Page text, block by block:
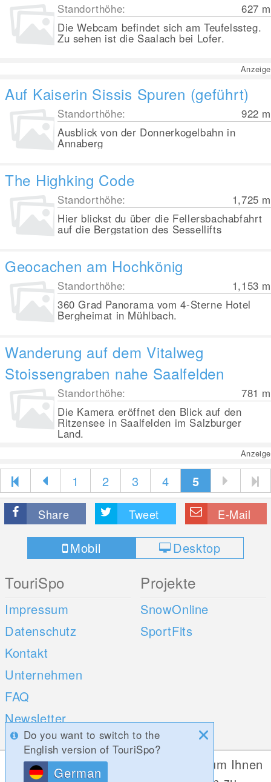
Standorthöhe: 627 m
Die Webcam befindet sich am Teufelssteg.
Zu sehen ist die Saalach bei Lofer.
Anzeige
Auf Kaiserin Sissis Spuren (geführt)
Standorthöhe: 922 m
Ausblick von der Donnerkogelbahn in
Annaberg
The Highking Code
Standorthöhe: 1,725 m
Hier blickst du über die Fellersbachabfahrt
auf die Bergstation des Sessellifts
Geocachen am Hochkönig
Standorthöhe: 1,153 m
360 Grad Panorama vom 4-Sterne Hotel
Bergheimat in Mühlbach.
Wanderung auf dem Vitalweg
Stoissengraben nahe Saalfelden
Standorthöhe: 781 m
Die Kamera eröffnet den Blick auf den
Ritzensee in Saalfelden im Salzburger
Land.
Anzeige
1 2 3 4 5
Share Tweet E-Mail
Mobil Desktop
TouriSpo
Impressum
Datenschutz
Kontakt
Unternehmen
FAQ
Newsletter
Umfragen
Projekte
SnowOnline
SportFits
Mobile Apps Social Web
Do you want to switch to the
English version of TouriSpo?
German
Diese Website verwendet Cookies, um Ihnen